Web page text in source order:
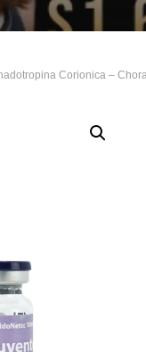
Corionica –